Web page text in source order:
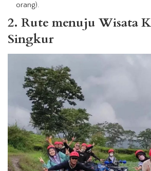
orang).
2. Rute menuju Wisata
Singkur